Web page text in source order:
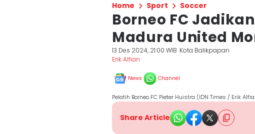
Home Sport Soccer
Borneo FC
Madura United
13 Des 2024, 21:00 WIB Kota Balikpapan
Erik Alfian
News Channel
Pelatih Borneo FC Pieter Huistra (IDN Times / Erik
Share Article